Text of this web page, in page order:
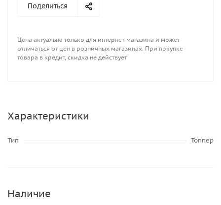
Поделиться
Цена актуальна только для интернет-магазина и может
отличаться от цен в розничных магазинах. При покупке
товара в кредит, скидка не действует
Характеристики
Тип Топпер
Наличие